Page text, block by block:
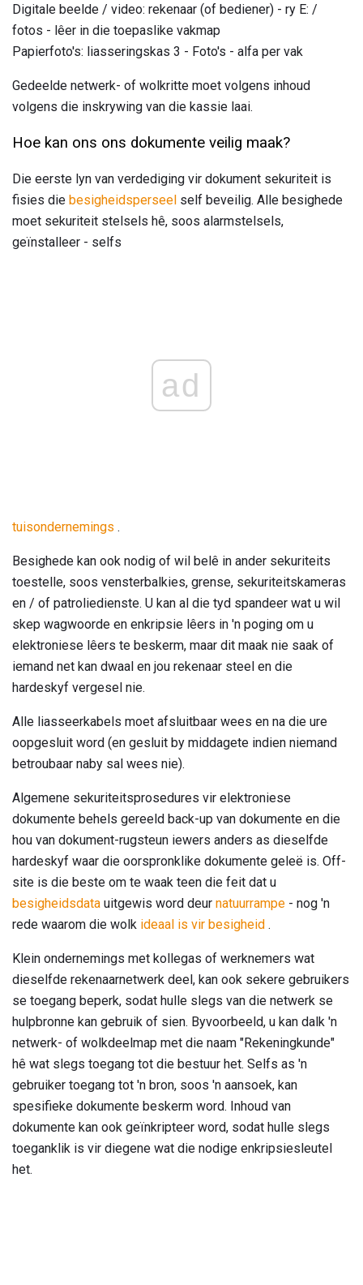
Digitale beelde / video: rekenaar (of bediener) - ry E: /
fotos - lêer in die toepaslike vakmap
Papierfoto's: liasseringskas 3 - Foto's - alfa per vak
Gedeelde netwerk- of wolkritte moet volgens inhoud
volgens die inskrywing van die kassie laai.
Hoe kan ons ons dokumente veilig maak?
Die eerste lyn van verdediging vir dokument sekuriteit is
fisies die besigheidsperseel self beveilig. Alle besighede
moet sekuriteit stelsels hê, soos alarmstelsels,
geïnstalleer - selfs
ad
tuisondernemings .
Besighede kan ook nodig of wil belê in ander sekuriteits
toestelle, soos vensterbalkies, grense, sekuriteitskameras
en / of patroliedienste. U kan al die tyd spandeer wat u wil
skep wagwoorde en enkripsie lêers in 'n poging om u
elektroniese lêers te beskerm, maar dit maak nie saak of
iemand net kan dwaal en jou rekenaar steel en die
hardeskyf vergesel nie.
Alle liasseerkabels moet afsluitbaar wees en na die ure
oopgesluit word (en gesluit by middagete indien niemand
betroubaar naby sal wees nie).
Algemene sekuriteitsprosedures vir elektroniese
dokumente behels gereeld back-up van dokumente en die
hou van dokument-rugsteun iewers anders as dieselfde
hardeskyf waar die oorspronklike dokumente geleë is. Off-
site is die beste om te waak teen die feit dat u
besigheidsdata uitgewis word deur natuurrampe - nog 'n
rede waarom die wolk ideaal is vir besigheid .
Klein ondernemings met kollegas of werknemers wat
dieselfde rekenaarnetwerk deel, kan ook sekere gebruikers
se toegang beperk, sodat hulle slegs van die netwerk se
hulpbronne kan gebruik of sien. Byvoorbeeld, u kan dalk 'n
netwerk- of wolkdeelmap met die naam "Rekeningkunde"
hê wat slegs toegang tot die bestuur het. Selfs as 'n
gebruiker toegang tot 'n bron, soos 'n aansoek, kan
spesifieke dokumente beskerm word. Inhoud van
dokumente kan ook geïnkripteer word, sodat hulle slegs
toeganklik is vir diegene wat die nodige enkripsiesleutel
het.